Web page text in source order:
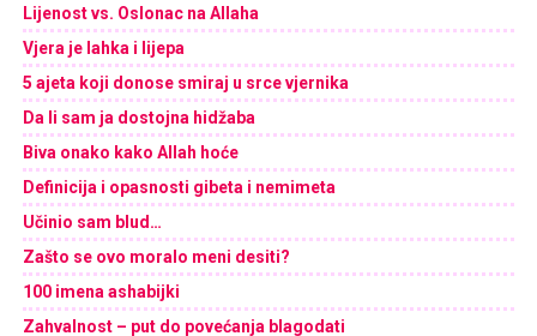
Lijenost vs. Oslonac na Allaha
Vjera je lahka i lijepa
5 ajeta koji donose smiraj u srce vjernika
Da li sam ja dostojna hidžaba
Biva onako kako Allah hoće
Definicija i opasnosti gibeta i nemimeta
Učinio sam blud…
Zašto se ovo moralo meni desiti?
100 imena ashabijki
Zahvalnost – put do povećanja blagodati